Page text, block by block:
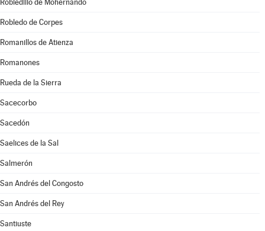
Robledillo de Mohernando
Robledo de Corpes
Romanillos de Atienza
Romanones
Rueda de la Sierra
Sacecorbo
Sacedón
Saelices de la Sal
Salmerón
San Andrés del Congosto
San Andrés del Rey
Santiuste